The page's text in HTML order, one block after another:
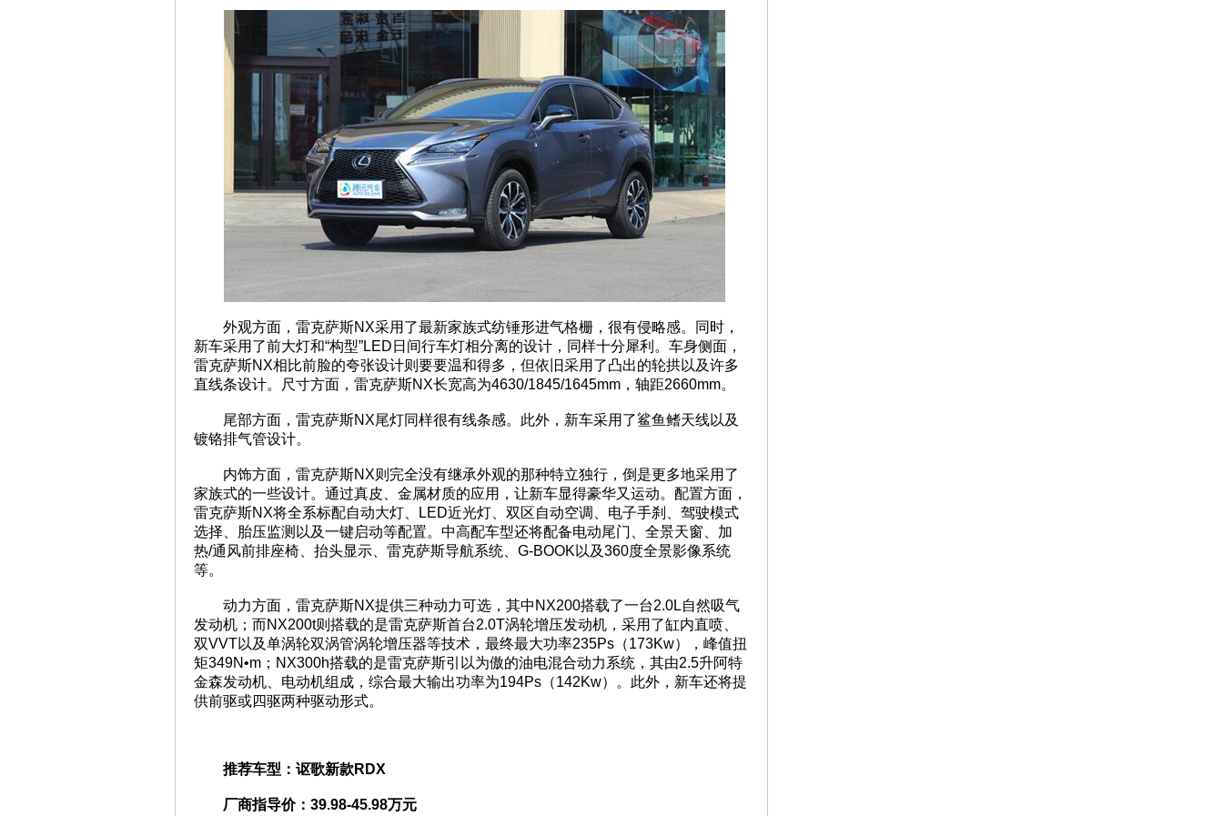
外观方面，雷克萨斯NX采用了最新家族式纺锤形进气格栅，很有侵略感。同时，
新车采用了前大灯和“构型”LED日间行车灯相分离的设计，同样十分犀利。车身侧面，
雷克萨斯NX相比前脸的夸张设计则要要温和得多，但依旧采用了凸出的轮拱以及许多
直线条设计。尺寸方面，雷克萨斯NX长宽高为4630/1845/1645mm，轴距2660mm。
尾部方面，雷克萨斯NX尾灯同样很有线条感。此外，新车采用了鲨鱼鳍天线以及
镀铬排气管设计。
内饰方面，雷克萨斯NX则完全没有继承外观的那种特立独行，倒是更多地采用了
家族式的一些设计。通过真皮、金属材质的应用，让新车显得豪华又运动。配置方面，
雷克萨斯NX将全系标配自动大灯、LED近光灯、双区自动空调、电子手刹、驾驶模式
选择、胎压监测以及一键启动等配置。中高配车型还将配备电动尾门、全景天窗、加
热/通风前排座椅、抬头显示、雷克萨斯导航系统、G-BOOK以及360度全景影像系统
等。
动力方面，雷克萨斯NX提供三种动力可选，其中NX200搭载了一台2.0L自然吸气
发动机；而NX200t则搭载的是雷克萨斯首台2.0T涡轮增压发动机，采用了缸内直喷、
双VVT以及单涡轮双涡管涡轮增压器等技术，最终最大功率235Ps（173Kw），峰值扭
矩349N•m；NX300h搭载的是雷克萨斯引以为傲的油电混合动力系统，其由2.5升阿特
金森发动机、电动机组成，综合最大输出功率为194Ps（142Kw）。此外，新车还将提
供前驱或四驱两种驱动形式。
推荐车型：讴歌新款RDX
厂商指导价：39.98-45.98万元